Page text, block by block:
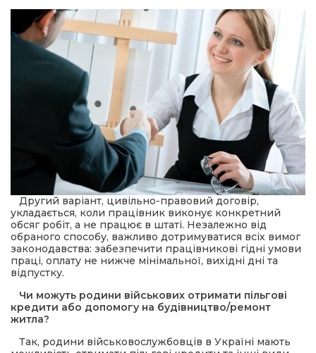
Другий варіант, цивільно-правовий договір,
укладається, коли працівник виконує конкретний
обсяг робіт, а не працює в штаті. Незалежно від
обраного способу, важливо дотримуватися всіх вимог
законодавства: забезпечити працівникові гідні умови
праці, оплату не нижче мінімальної, вихідні дні та
відпустку.
Чи можуть родини військових отримати пільгові
кредити або допомогу на будівництво/ремонт
житла?
Так, родини військовослужбовців в Україні мають